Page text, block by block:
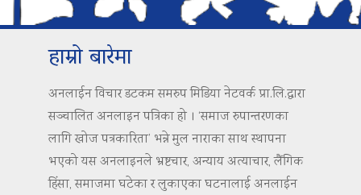
हाम्रो बारेमा
अनलाईन विचार डटकम समरुप मिडिया नेटवर्क प्रा.लि.द्वारा
सञ्चालित अनलाइन पत्रिका हो । ‘समाज रुपान्तरणका
लागि खोज पत्रकारिता’ भन्ने मुल नाराका साथ स्थापना
भएको यस अनलाइनले भ्रष्टचार, अन्याय अत्याचार, लैंगिक
हिंसा, समाजमा घटेका र लुकाएका घटनालाई अनलाईन